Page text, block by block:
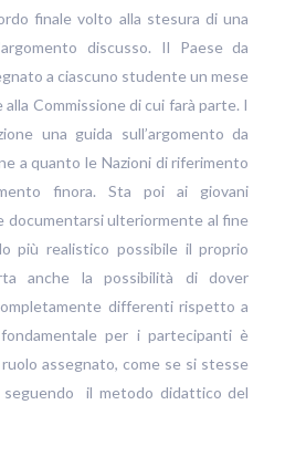
finale volto alla stesura di una
discusso. Il Paese da
a ciascuno studente un mese
alla Commissione di cui farà parte. I
una guida sull’argomento da
a quanto le Nazioni di riferimento
finora. Sta poi ai giovani
documentarsi ulteriormente al fine
più realistico possibile il proprio
anche la possibilità di dover
differenti rispetto a
per i partecipanti è
assegnato, come se si stesse
seguendo il metodo didattico del